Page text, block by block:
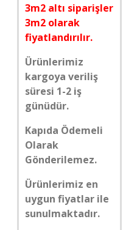
3m2 altı siparişler
3m2 olarak
fiyatlandırılır.
Ürünlerimiz
kargoya veriliş
süresi 1-2 iş
günüdür.
Kapıda Ödemeli
Olarak
Gönderilemez.
Ürünlerimiz en
uygun fiyatlar ile
sunulmaktadır.